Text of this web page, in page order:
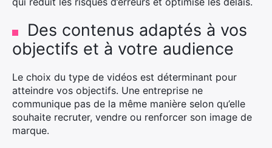
Des contenus adaptés à vos
objectifs et à votre audience
Le choix du type de vidéos est déterminant pour
atteindre vos objectifs. Une entreprise ne
communique pas de la même manière selon qu’elle
souhaite recruter, vendre ou renforcer son image de
marque.